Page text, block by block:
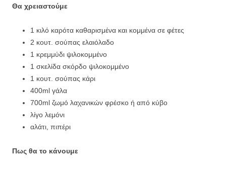
Θα χρειαστούμε
1 κιλό καρότα καθαρισμένα και κομμένα σε φέτες
2 κουτ. σούπας ελαιόλαδο
1 κρεμμύδι ψιλοκομμένο
1 σκελίδα σκόρδο ψιλοκομμένο
1 κουτ. σούπας κάρι
400ml γάλα
700ml ζωμό λαχανικών φρέσκο ή από κύβο
λίγο λεμόνι
αλάτι, πιπέρι
Πως θα το κάνουμε